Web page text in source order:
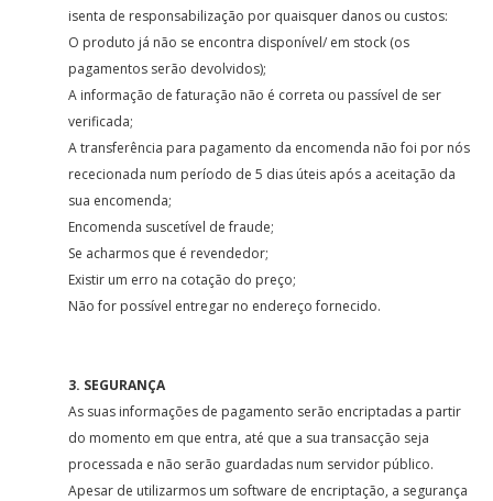
isenta de responsabilização por quaisquer danos ou custos:
O produto já não se encontra disponível/ em stock (os
pagamentos serão devolvidos);
A informação de faturação não é correta ou passível de ser
verificada;
A transferência para pagamento da encomenda não foi por nós
rececionada num período de 5 dias úteis após a aceitação da
sua encomenda;
Encomenda suscetível de fraude;
Se acharmos que é revendedor;
Existir um erro na cotação do preço;
Não for possível entregar no endereço fornecido.
3. SEGURANÇA
As suas informações de pagamento serão encriptadas a partir
do momento em que entra, até que a sua transacção seja
processada e não serão guardadas num servidor público.
Apesar de utilizarmos um software de encriptação, a segurança